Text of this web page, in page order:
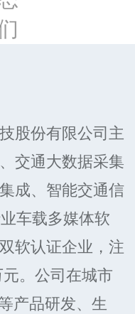
股份有限公司主
交通大数据采集
成、智能交通信
车载多媒体软
软认证企业，注
。公司在城市
产品研发、生